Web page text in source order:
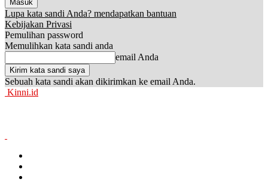
Lupa kata sandi Anda? mendapatkan bantuan
Kebijakan Privasi
Pemulihan password
Memulihkan kata sandi anda
email Anda
Sebuah kata sandi akan dikirimkan ke email Anda.
Kinni.id